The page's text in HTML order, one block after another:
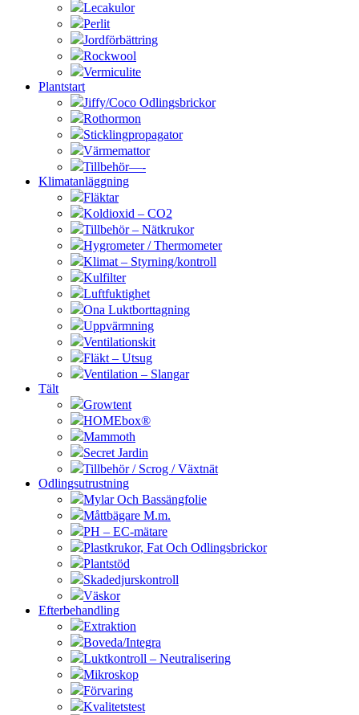
Lecakulor
Perlit
Jordförbättring
Rockwool
Vermiculite
Plantstart
Jiffy/Coco Odlingsbrickor
Rothormon
Sticklingpropagator
Värmemattor
Tillbehör—-
Klimatanläggning
Fläktar
Koldioxid – CO2
Tillbehör – Nätkrukor
Hygrometer / Thermometer
Klimat – Styrning/kontroll
Kulfilter
Luftfuktighet
Ona Luktborttagning
Uppvärmning
Ventilationskit
Fläkt – Utsug
Ventilation – Slangar
Tält
Growtent
HOMEbox®
Mammoth
Secret Jardin
Tillbehör / Scrog / Växtnät
Odlingsutrustning
Mylar Och Bassängfolie
Måttbägare M.m.
PH – EC-mätare
Plastkrukor, Fat Och Odlingsbrickor
Plantstöd
Skadedjurskontroll
Väskor
Efterbehandling
Extraktion
Boveda/Integra
Luktkontroll – Neutralisering
Mikroskop
Förvaring
Kvalitetstest